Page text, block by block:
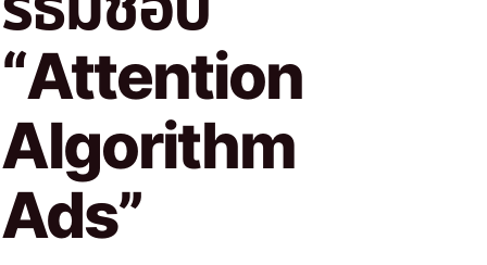
“Attention
Algorithm
Ads”